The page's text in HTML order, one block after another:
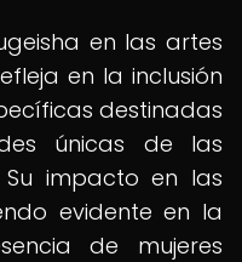
en las artes
en la inclusión
destinadas
únicas de las
impacto en las
evidente en la
de mujeres